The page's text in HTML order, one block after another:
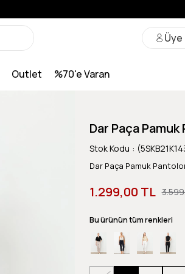
Üye
Outlet %70'e Varan
Dar Paça
Stok Kodu
Dar Paça Pamuk
1.299,00 TL
Bu ürünün tüm renkleri